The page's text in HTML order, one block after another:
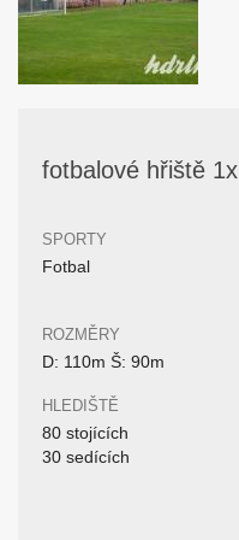
fotbalové hřiště 1x
SPORTY
Fotbal
ROZMĚRY
D: 110m Š: 90m
HLEDIŠTĚ
80 stojících
30 sedících